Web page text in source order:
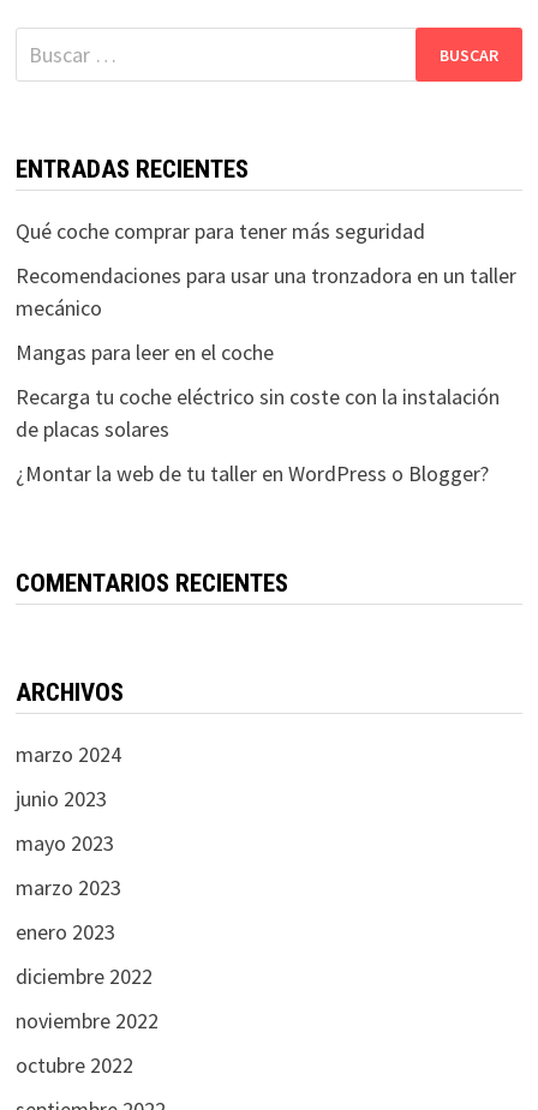
Buscar:
ENTRADAS RECIENTES
Qué coche comprar para tener más seguridad
Recomendaciones para usar una tronzadora en un taller
mecánico
Mangas para leer en el coche
Recarga tu coche eléctrico sin coste con la instalación
de placas solares
¿Montar la web de tu taller en WordPress o Blogger?
COMENTARIOS RECIENTES
ARCHIVOS
marzo 2024
junio 2023
mayo 2023
marzo 2023
enero 2023
diciembre 2022
noviembre 2022
octubre 2022